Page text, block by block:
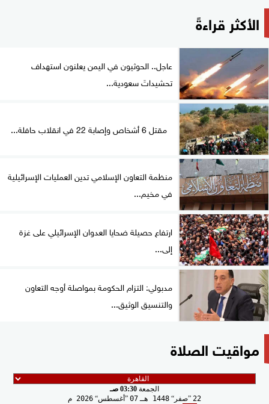
الأكثر قراءةً
عاجل.. الحوثيون في اليمن يعلنون استهداف
تحشيداتَ سعودية...
مقتل 6 أشخاص وإصابة 22 في انقلاب حافلة...
منظمة التعاون الإسلامي تدين العمليات الإسرائيلية
في مخيم...
ارتفاع حصيلة ضحايا العدوان الإسرائيلي على غزة
إلى...
مدبولي: التزام الحكومة بمواصلة أوجه التعاون
والتنسيق الوثيق...
مواقيت الصلاة
الجمعة 03:30 صـ
22
صفر 1448 هـ 07 أغسطس 2026 م